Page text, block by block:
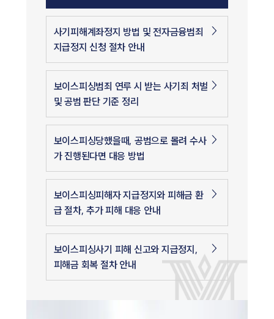
사기피해계좌정지 방법 및 전자금융범죄
지급정지 신청 절차 안내
보이스피싱범죄 연루 시 받는 사기죄 처벌
및 공범 판단 기준 정리
보이스피싱당했을때, 공범으로 몰려 수사
가 진행된다면 대응 방법
보이스피싱피해자 지급정지와 피해금 환
급 절차, 추가 피해 대응 안내
보이스피싱사기 피해 신고와 지급정지,
피해금 회복 절차 안내